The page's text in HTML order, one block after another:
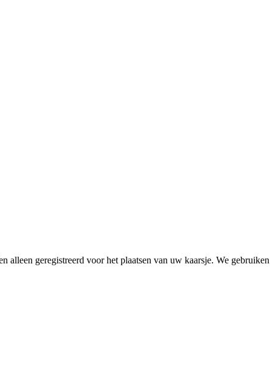
geregistreerd voor het plaatsen van uw kaarsje. We